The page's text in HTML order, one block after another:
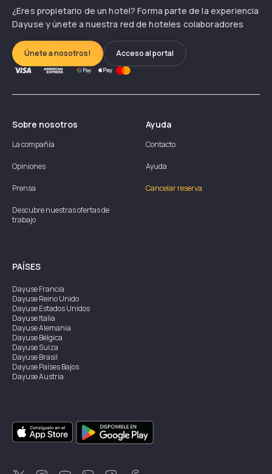
¿Eres propietario de un hotel? Forma parte de la experiencia
Dayuse y únete a nuestra red de hoteles colaboradores
Únete a nosotros! Acceso al portal
Sobre nosotros
La compañía
Opiniones
Prensa
Descubre nuestras ofertas de
trabajo
Ayuda
Contacto
Ayuda
Cancelar reserva
PAÍSES
DayuseFrancia
DayuseReino Unido
DayuseEstados Unidos
DayuseItalia
DayuseAlemania
DayuseBélgica
DayuseSuiza
DayuseBrasil
DayusePaíses Bajos
DayuseAustria
DayuseSingapur
DayuseSuecia
DayuseTailandia